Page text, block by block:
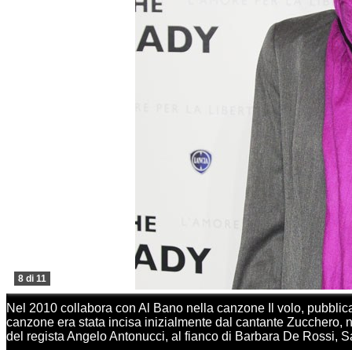
8 di 11
Nel 2010 collabora con Al Bano nella canzone Il volo,
canzone era stata incisa inizialmente dal cantante
del regista Angelo Antonucci, al fianco di Barbara De Rossi,